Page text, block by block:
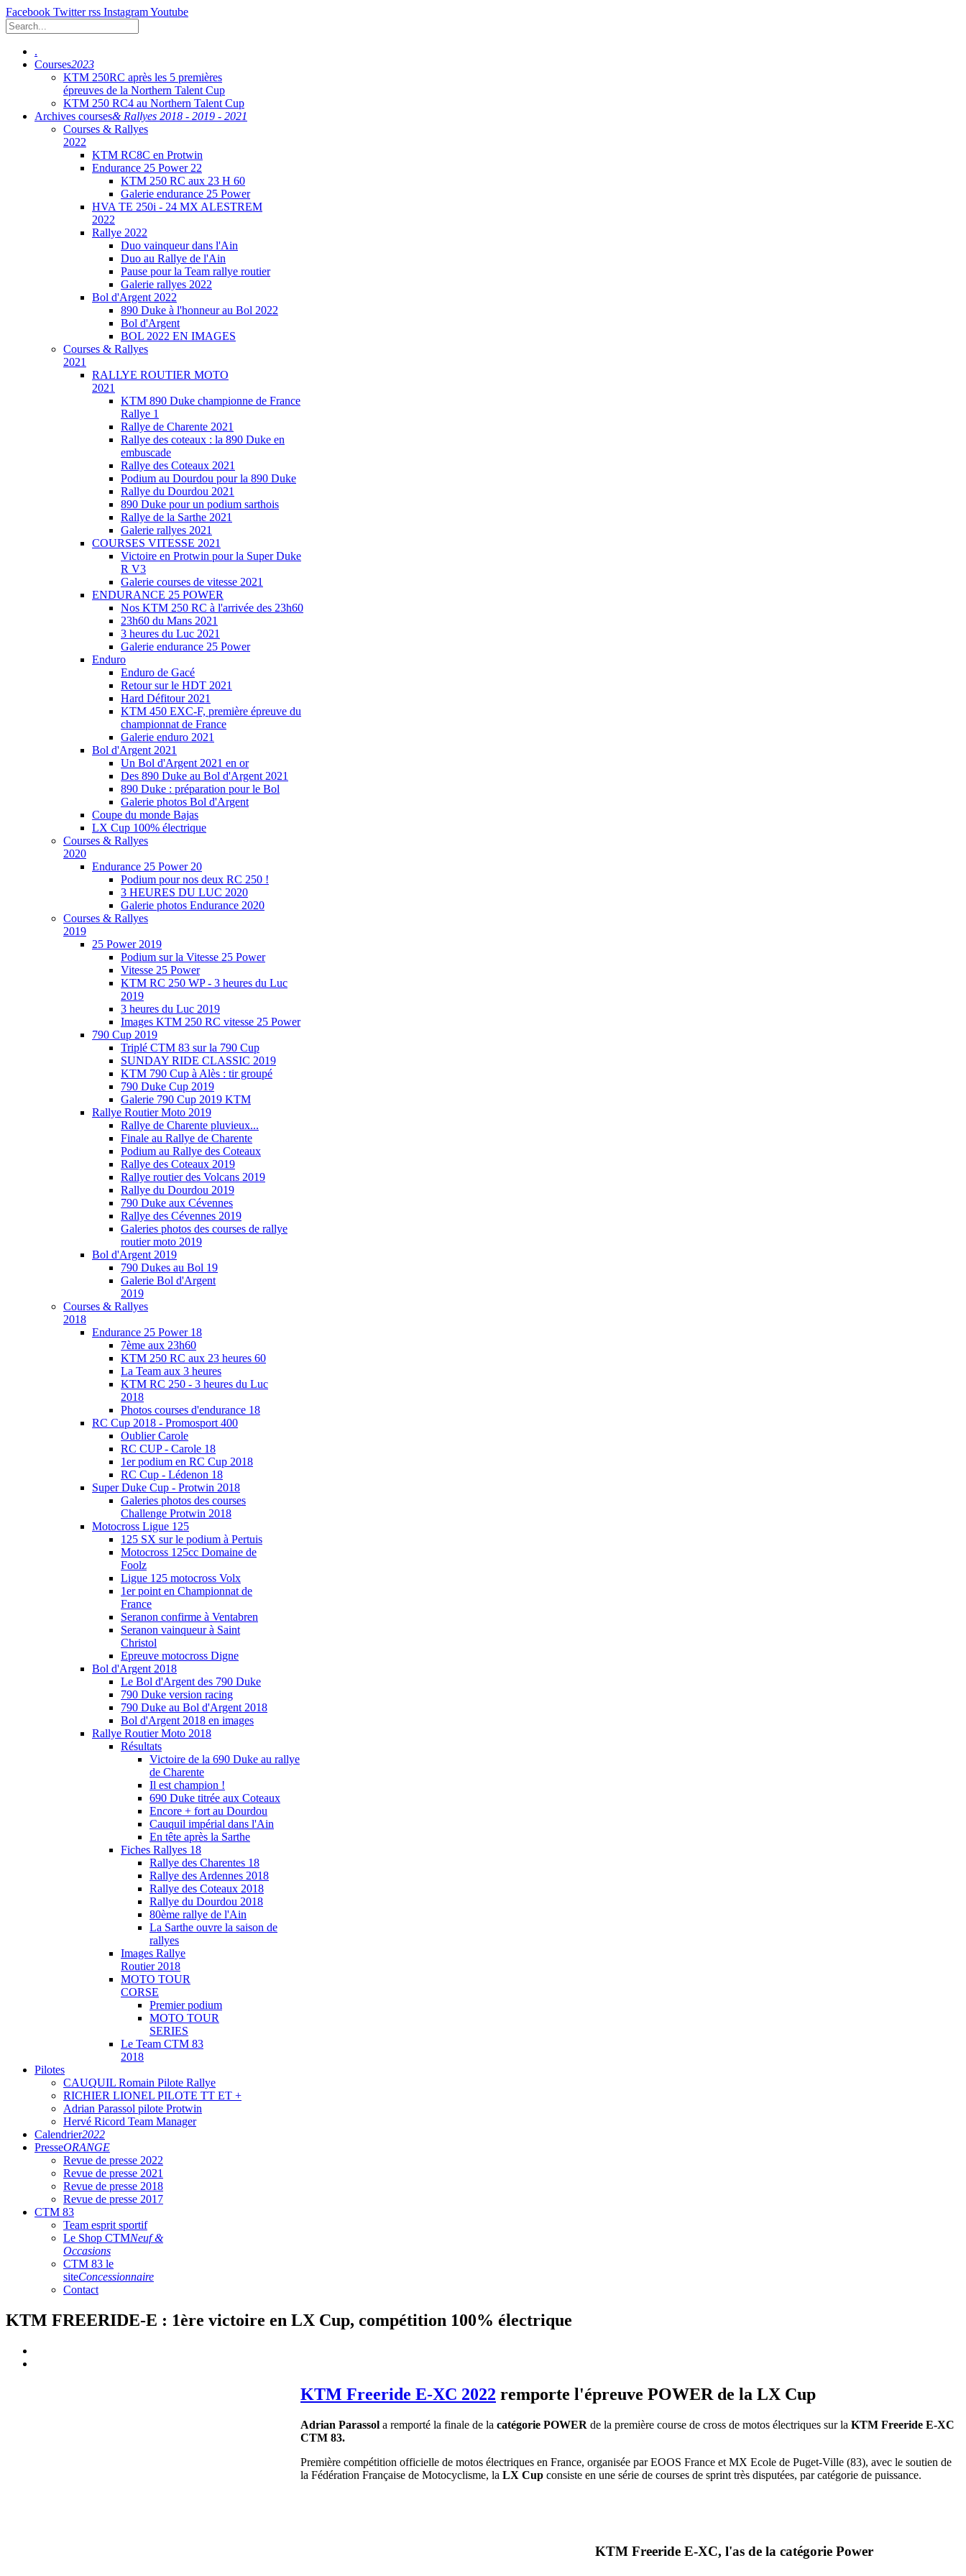
Facebook Twitter rss InstagramYoutube
.
Courses2023
KTM 250RC après les 5 premières
épreuves de la Northern Talent Cup
KTM 250 RC4 au Northern Talent Cup
Archives courses& Rallyes 2018 - 2019 - 2021
Courses & Rallyes
2022
KTM RC8C en Protwin
Endurance 25 Power 22
KTM 250 RC aux 23 H 60
Galerie endurance 25 Power
HVA TE 250i - 24 MX ALESTREM
2022
Rallye 2022
Duo vainqueur dans l'Ain
Duo au Rallye de l'Ain
Pause pour la Team rallye routier
Galerie rallyes 2022
Bol d'Argent 2022
890 Duke à l'honneur au Bol 2022
Bol d'Argent
BOL 2022 EN IMAGES
Courses & Rallyes
2021
RALLYE ROUTIER MOTO
2021
KTM 890 Duke championne de France
Rallye 1
Rallye de Charente 2021
Rallye des coteaux : la 890 Duke en
embuscade
Rallye des Coteaux 2021
Podium au Dourdou pour la 890 Duke
Rallye du Dourdou 2021
890 Duke pour un podium sarthois
Rallye de la Sarthe 2021
Galerie rallyes 2021
COURSES VITESSE 2021
Victoire en Protwin pour la Super Duke
R V3
Galerie courses de vitesse 2021
ENDURANCE 25 POWER
Nos KTM 250 RC à l'arrivée des 23h60
23h60 du Mans 2021
3 heures du Luc 2021
Galerie endurance 25 Power
Enduro
Enduro de Gacé
Retour sur le HDT 2021
Hard Défitour 2021
KTM 450 EXC-F, première épreuve du
championnat de France
Galerie enduro 2021
Bol d'Argent 2021
Un Bol d'Argent 2021 en or
Des 890 Duke au Bol d'Argent 2021
890 Duke : préparation pour le Bol
Galerie photos Bol d'Argent
Coupe du monde Bajas
LX Cup 100% électrique
Courses & Rallyes
2020
Endurance 25 Power 20
Podium pour nos deux RC 250 !
3 HEURES DU LUC 2020
Galerie photos Endurance 2020
Courses & Rallyes
2019
25 Power 2019
Podium sur la Vitesse 25 Power
Vitesse 25 Power
KTM RC 250 WP - 3 heures du Luc
2019
3 heures du Luc 2019
Images KTM 250 RC vitesse 25 Power
790 Cup 2019
Triplé CTM 83 sur la 790 Cup
SUNDAY RIDE CLASSIC 2019
KTM 790 Cup à Alès : tir groupé
790 Duke Cup 2019
Galerie 790 Cup 2019 KTM
Rallye Routier Moto 2019
Rallye de Charente pluvieux...
Finale au Rallye de Charente
Podium au Rallye des Coteaux
Rallye des Coteaux 2019
Rallye routier des Volcans 2019
Rallye du Dourdou 2019
790 Duke aux Cévennes
Rallye des Cévennes 2019
Galeries photos des courses de rallye
routier moto 2019
Bol d'Argent 2019
790 Dukes au Bol 19
Galerie Bol d'Argent
2019
Courses & Rallyes
2018
Endurance 25 Power 18
7ème aux 23h60
KTM 250 RC aux 23 heures 60
La Team aux 3 heures
KTM RC 250 - 3 heures du Luc
2018
Photos courses d'endurance 18
RC Cup 2018 - Promosport 400
Oublier Carole
RC CUP - Carole 18
1er podium en RC Cup 2018
RC Cup - Lédenon 18
Super Duke Cup - Protwin 2018
Galeries photos des courses
Challenge Protwin 2018
Motocross Ligue 125
125 SX sur le podium à Pertuis
Motocross 125cc Domaine de
Foolz
Ligue 125 motocross Volx
1er point en Championnat de
France
Seranon confirme à Ventabren
Seranon vainqueur à Saint
Christol
Epreuve motocross Digne
Bol d'Argent 2018
Le Bol d'Argent des 790 Duke
790 Duke version racing
790 Duke au Bol d'Argent 2018
Bol d'Argent 2018 en images
Rallye Routier Moto 2018
Résultats
Victoire de la 690 Duke au rallye
de Charente
Il est champion !
690 Duke titrée aux Coteaux
Encore + fort au Dourdou
Cauquil impérial dans l'Ain
En tête après la Sarthe
Fiches Rallyes 18
Rallye des Charentes 18
Rallye des Ardennes 2018
Rallye des Coteaux 2018
Rallye du Dourdou 2018
80ème rallye de l'Ain
La Sarthe ouvre la saison de
rallyes
Images Rallye
Routier 2018
MOTO TOUR
CORSE
Premier podium
MOTO TOUR
SERIES
Le Team CTM 83
2018
Pilotes
CAUQUIL Romain Pilote Rallye
RICHIER LIONEL PILOTE TT ET +
Adrian Parassol pilote Protwin
Hervé Ricord Team Manager
Calendrier2022
PresseORANGE
Revue de presse 2022
Revue de presse 2021
Revue de presse 2018
Revue de presse 2017
CTM 83
Team esprit sportif
Le Shop CTMNeuf &
Occasions
CTM 83 le
siteConcessionnaire
Contact
KTM FREERIDE-E : 1ère victoire en LX Cup, compétition 100% électrique
KTM Freeride E-XC 2022 remporte l'épreuve POWER de la LX Cup
Adrian Parassol a remporté la finale de la catégorie POWER de la première course de cross de motos électriques sur la KTM Freeride E-XC
CTM 83.
Première compétition officielle de motos électriques en France, organisée par EOOS France et MX Ecole de Puget-Ville (83), avec le soutien de
la Fédération Française de Motocyclisme, la LX Cup consiste en une série de courses de sprint très disputées, par catégorie de puissance.
KTM Freeride E-XC, l'as de la catégorie Power